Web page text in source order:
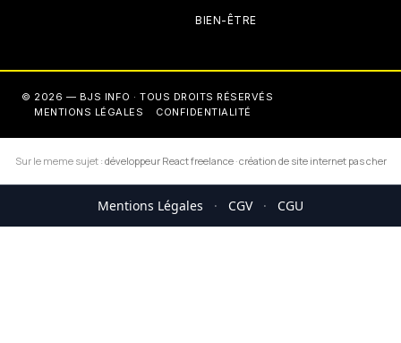
BIEN-ÊTRE
© 2026 — BJS INFO · TOUS DROITS RÉSERVÉS
MENTIONS LÉGALES
CONFIDENTIALITÉ
Sur le meme sujet : développeur React freelance·création de site internet pas cher
Mentions Légales · CGV · CGU